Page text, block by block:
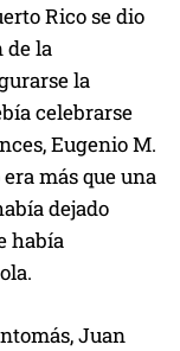
Rico se dio
de la
la
celebrarse
Eugenio M.
más que una
dejado
había
Juan